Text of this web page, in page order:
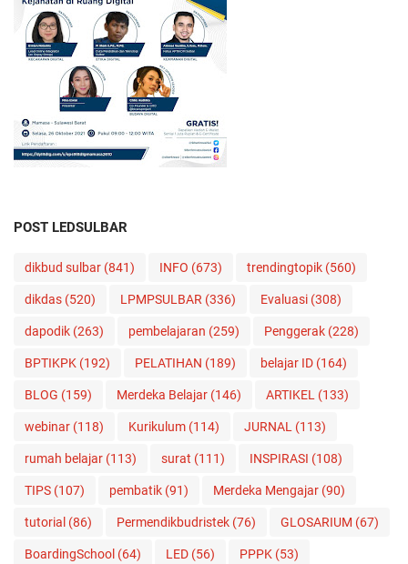
POST LEDSULBAR
dikbud sulbar (841) INFO (673) trendingtopik (560)
dikdas (520) LPMPSULBAR (336) Evaluasi (308)
dapodik (263) pembelajaran (259) Penggerak (228)
BPTIKPK (192) PELATIHAN (189) belajar ID (164)
BLOG (159) Merdeka Belajar (146) ARTIKEL (133)
webinar (118) Kurikulum (114) JURNAL (113)
rumah belajar (113) surat (111) INSPIRASI (108)
TIPS (107) pembatik (91) Merdeka Mengajar (90)
tutorial (86) Permendikbudristek (76) GLOSARIUM (67)
BoardingSchool (64) LED (56) PPPK (53)